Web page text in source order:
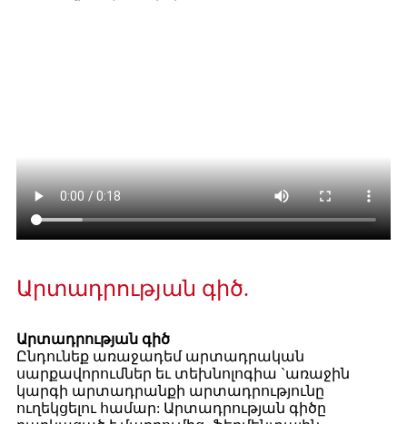
Արտադրության գիծ.
Արտադրության գիծ
Ընդունեք առաջադեմ արտադրական
սարքավորումներ եւ տեխնոլոգիա `առաջին
կարգի արտադրանքի արտադրությունը
ուղեկցելու համար: Արտադրության գիծը